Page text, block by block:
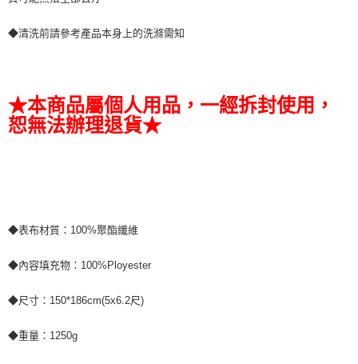
◆清洗前請參考產品本身上的洗滌需知
★本商品屬個人用品，一經拆封使用，
恕無法辦理退貨★
◆表布材質：100%聚酯纖維
◆內容填充物：100%Ployester
◆尺寸：150*186cm(5x6.2尺)
◆重量：1250g